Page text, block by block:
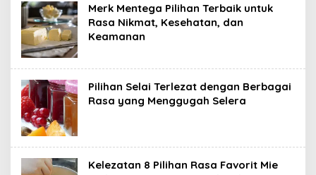
Merk Mentega Pilihan Terbaik untuk
Rasa Nikmat, Kesehatan, dan
Keamanan
Pilihan Selai Terlezat dengan Berbagai
Rasa yang Menggugah Selera
Kelezatan 8 Pilihan Rasa Favorit Mie